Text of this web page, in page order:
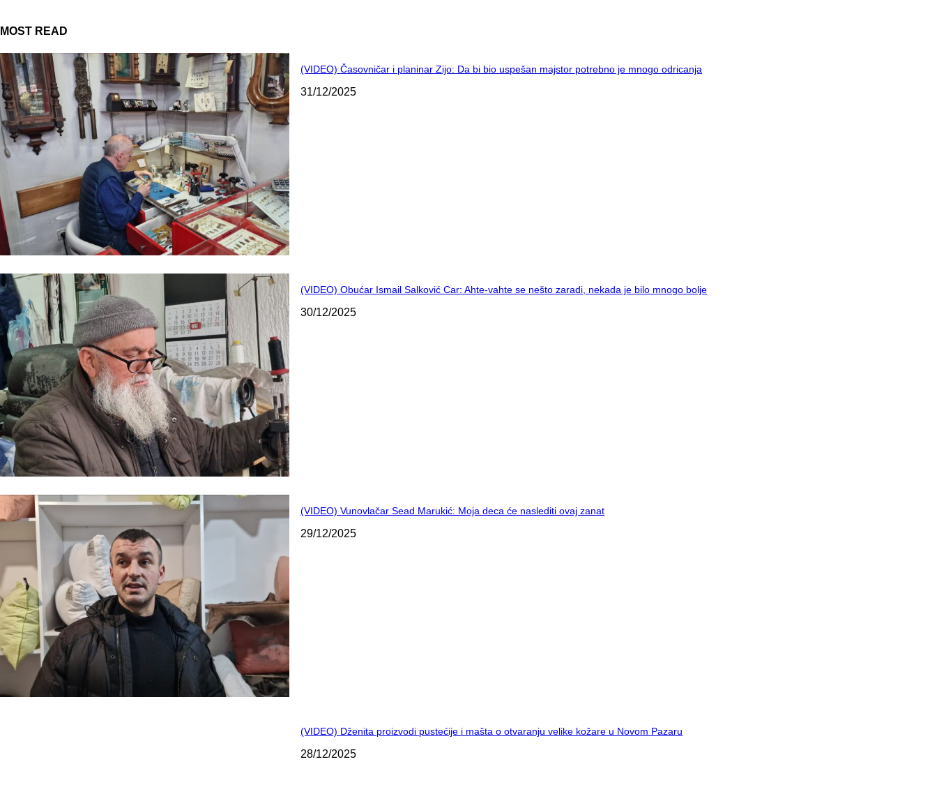
MOST READ
(VIDEO) Časovničar i planinar Zijo: Da bi bio uspešan majstor potrebno je mnogo odricanja
31/12/2025
(VIDEO) Obućar Ismail Salković Car: Ahte-vahte se nešto zaradi, nekada je bilo mnogo bolje
30/12/2025
(VIDEO) Vunovlačar Sead Marukić: Moja deca će naslediti ovaj zanat
29/12/2025
(VIDEO) Dženita proizvodi pustećije i mašta o otvaranju velike kožare u Novom Pazaru
28/12/2025